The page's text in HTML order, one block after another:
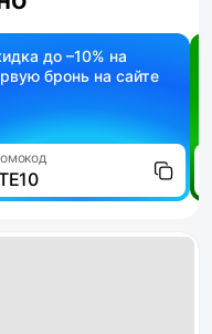
до –10% на
бронь на сайте